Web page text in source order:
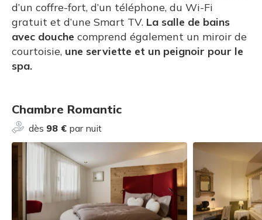
d’un coffre-fort, d’un téléphone, du Wi-Fi
gratuit et d’une Smart TV. La salle de bains
avec douche comprend également un miroir de
courtoisie, une serviette et un peignoir pour le
spa.
Chambre Romantic
dès 98 € par nuit